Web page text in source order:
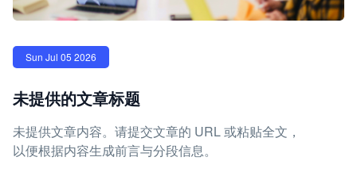
Sun Jul 05 2026
未提供的文章标题
未提供文章内容。请提交文章的 URL 或粘贴全文，
以便根据内容生成前言与分段信息。